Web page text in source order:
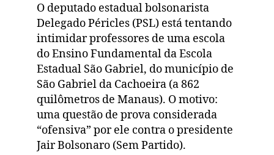
O deputado estadual bolsonarista
Delegado Péricles (PSL) está tentando
intimidar professores de uma escola
do Ensino Fundamental da Escola
Estadual São Gabriel, do município de
São Gabriel da Cachoeira (a 862
quilômetros de Manaus). O motivo:
uma questão de prova considerada
“ofensiva” por ele contra o presidente
Jair Bolsonaro (Sem Partido).